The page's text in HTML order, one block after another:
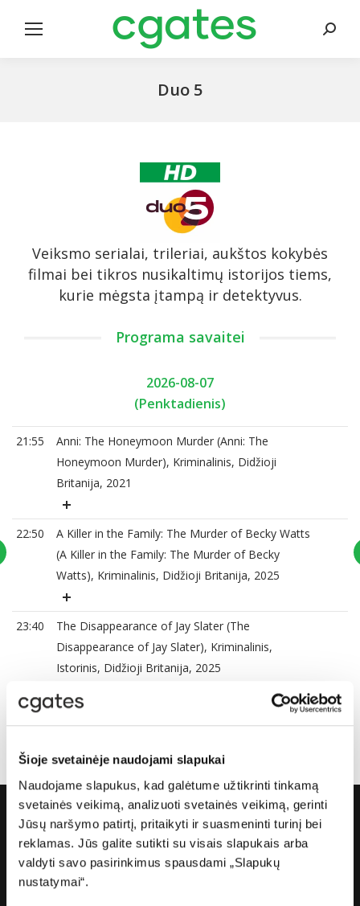
Šioje svetainėje naudojami slapukai
Naudojame slapukus, kad galėtume užtikrinti tinkamą
svetainės veikimą, analizuoti svetainės veikimą, gerinti
Jūsų naršymo patirtį, pritaikyti ir suasmeninti turinį bei
reklamas. Jūs galite sutikti su visais slapukais arba
valdyti savo pasirinkimus spausdami „Slapukų
nustatymai“.
Search:
Duo 5
Veiksmo serialai, trileriai, aukštos kokybės
filmai bei tikros nusikaltimų istorijos tiems,
kurie mėgsta įtampą ir detektyvus.
Programa savaitei
2026-08-07
(Penktadienis)
21:55
Anni: The Honeymoon Murder (Anni: The
Honeymoon Murder), Kriminalinis, Didžioji
Britanija, 2021
22:50
A Killer in the Family: The Murder of Becky Watts
(A Killer in the Family: The Murder of Becky
Watts), Kriminalinis, Didžioji Britanija, 2025
23:40
The Disappearance of Jay Slater (The
Disappearance of Jay Slater), Kriminalinis,
Istorinis, Didžioji Britanija, 2025
Apie „Cgates“
Apie mus